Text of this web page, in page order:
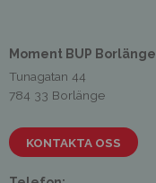
Moment BUP Borlänge
Tunagatan 44
784 33 Borlänge
KONTAKTA OSS
personlig
annonsmätning
för
anpassade